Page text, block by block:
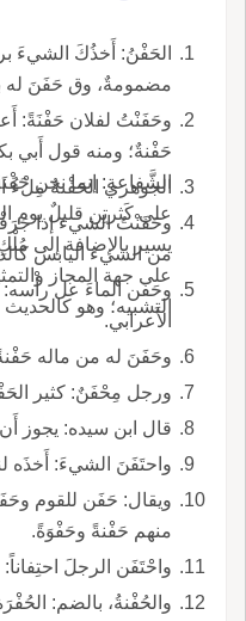
الحَفْنُ: أَخذُكَ الشيءَ
مضمومةٌ، وق حَفَنَ له
وحَفَنْتُ لفلان حَفْنَةً:
حَفْنةٌ؛ ومنه قول أَبي
الشَّفاعةِ: إنما نحن
على كَثرتِن قليلٌ يوم
يسير بالإضافة إلى
على جهة المجاز
التشبيه؛ وهو
الجوهري الحَفْنةُ مِلْءُ
وحَفَنْتُ الشيء إذا
من الشيء اليابس
وحَفَن الماءَ عل رأْسه:
الأَعرابي.
وحَفَنَ له من ماله حَفْنةً
ورجل مِحْفَنٌ: كثير
قال ابن سيده: يجوز
واحتَفَنَ الشيءَ: أَخذَه
ويقال: حَفَن للقوم
منهم حَفْنةً وحَفْوَةً.
واحْتَفَن الرجلَ
والحُفْنةُ، بالضم: